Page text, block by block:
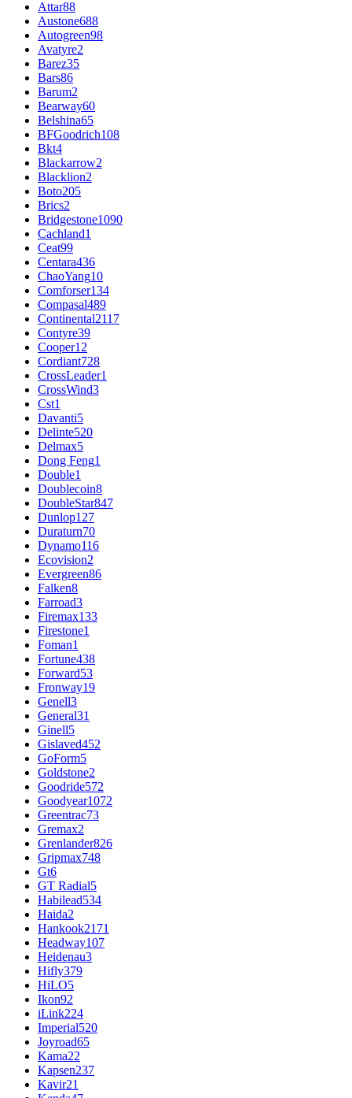
Attar88
Austone688
Autogreen98
Avatyre2
Barez35
Bars86
Barum2
Bearway60
Belshina65
BFGoodrich108
Bkt4
Blackarrow2
Blacklion2
Boto205
Brics2
Bridgestone1090
Cachland1
Ceat99
Centara436
ChaoYang10
Comforser134
Compasal489
Continental2117
Contyre39
Cooper12
Cordiant728
CrossLeader1
CrossWind3
Cst1
Davanti5
Delinte520
Delmax5
Dong Feng1
Double1
Doublecoin8
DoubleStar847
Dunlop127
Duraturn70
Dynamo116
Ecovision2
Evergreen86
Falken8
Farroad3
Firemax133
Firestone1
Foman1
Fortune438
Forward53
Fronway19
Genell3
General31
Ginell5
Gislaved452
GoForm5
Goldstone2
Goodride572
Goodyear1072
Greentrac73
Gremax2
Grenlander826
Gripmax748
Gt6
GT Radial5
Habilead534
Haida2
Hankook2171
Headway107
Heidenau3
Hifly379
HiLO5
Ikon92
iLink224
Imperial520
Joyroad65
Kama22
Kapsen237
Kavir21